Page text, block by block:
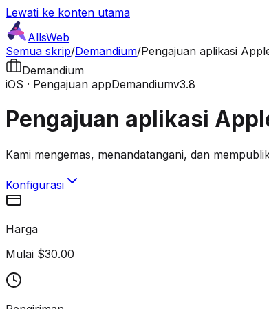
Lewati ke konten utama
AllsWeb
Semua skrip/Demandium/Pengajuan aplikasi
Demandium
iOS · Pengajuan appDemandiumv3.8
Pengajuan aplikasi
Kami mengemas, menandatangani, dan
Konfigurasi
Harga
Mulai $30.00